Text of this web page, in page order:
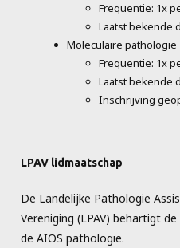
Frequentie: 1x
Laatst bekende
Moleculaire pathologie
Frequentie: 1x
Laatst bekende
Inschrijving
LPAV lidmaatschap
De Landelijke Pathologie
Vereniging (LPAV) behartigt
de AIOS pathologie.